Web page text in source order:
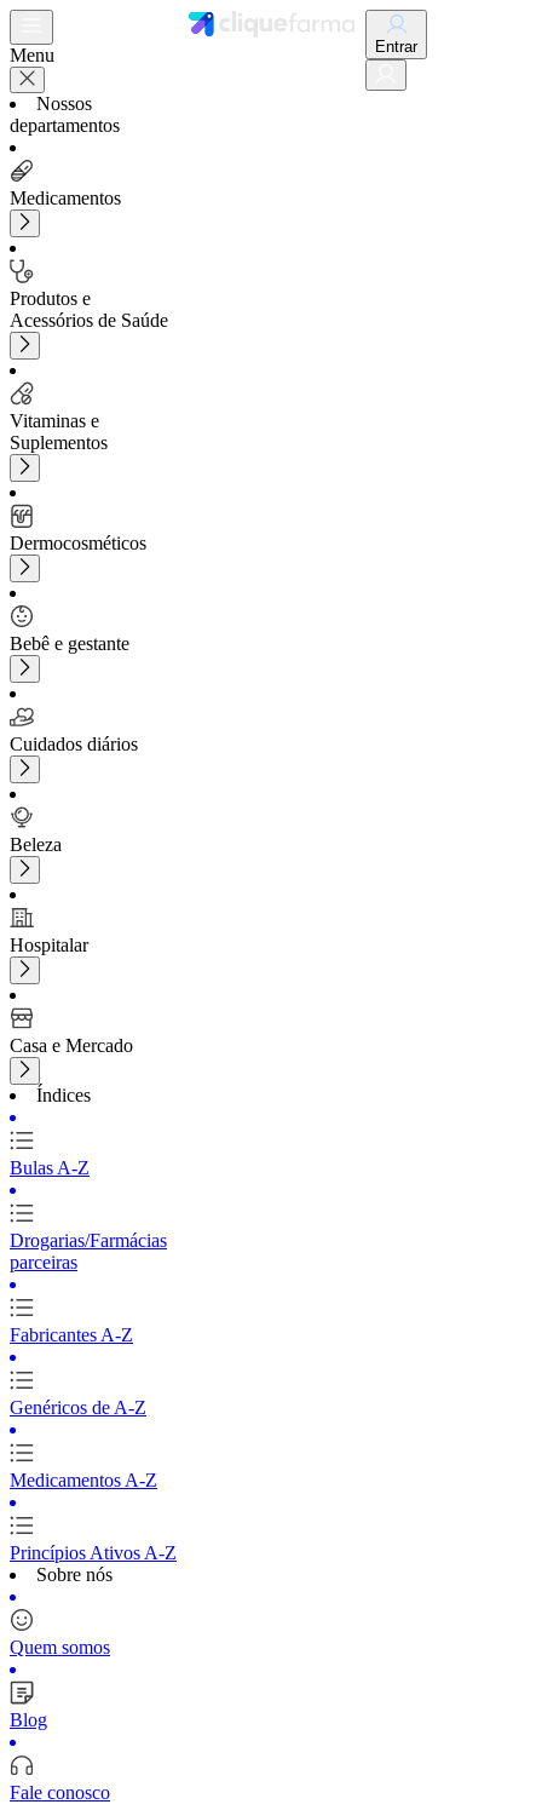
Menu
Nossos
departamentos
Medicamentos
Produtos e
Acessórios de Saúde
Vitaminas e
Suplementos
Dermocosméticos
Bebê e gestante
Cuidados diários
Beleza
Hospitalar
Casa e Mercado
Índices
Bulas A-Z
Drogarias/Farmácias
parceiras
Fabricantes A-Z
Genéricos de A-Z
Medicamentos A-Z
Princípios Ativos A-Z
Sobre nós
Quem somos
Blog
Fale conosco
Entrar